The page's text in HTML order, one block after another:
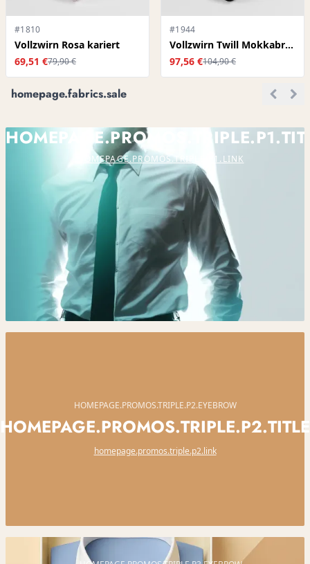
#1810
Vollzwirn Rosa kariert
69,51 €79,90 €
#1944
Vollzwirn Twill Mokkabraun
97,56 €104,90 €
homepage.fabrics.sale
HOMEPAGE.PROMOS.TRIPLE.P1.LINK
HOMEPAGE.PROMOS.TRIPLE.P2.EYEBROW
HOMEPAGE.PROMOS.TRIPLE.P2.TITLE
homepage.promos.triple.p2.link